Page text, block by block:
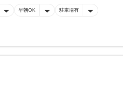
早朝OK 駐車場有